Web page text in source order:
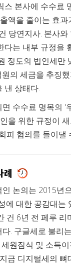
스 본사에 수수료
액을 줄이는 효과
당연지사. 본사
다는 내부 규정을
정도의 법인세만
의 세금을 추징
낸 상태다.
수수료 명목의 '
을 위한 규정이
피 혐의를 들이댈
례
논의는 2015년
에 대한 공감대는
건 6년 전 페루 리
. 구글세로 불리
원잠식 및 소득
금 디지털세의 뼈